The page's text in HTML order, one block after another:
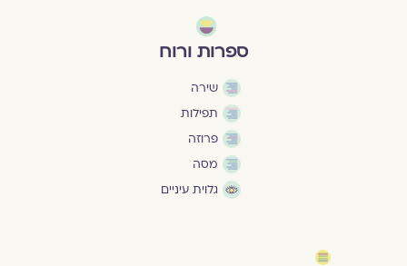
ספרות ורוח
שירה
תפילות
פרוזה
מסה
גלוית עיניים